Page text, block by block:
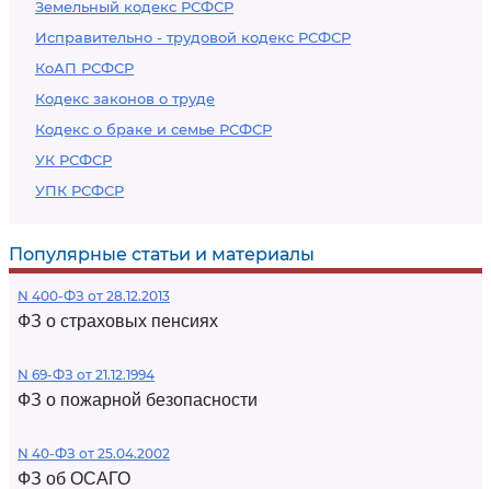
Земельный кодекс РСФСР
Исправительно - трудовой кодекс РСФСР
КоАП РСФСР
Кодекс законов о труде
Кодекс о браке и семье РСФСР
УК РСФСР
УПК РСФСР
Популярные статьи и материалы
N 400-ФЗ от 28.12.2013
ФЗ о страховых пенсиях
N 69-ФЗ от 21.12.1994
ФЗ о пожарной безопасности
N 40-ФЗ от 25.04.2002
ФЗ об ОСАГО